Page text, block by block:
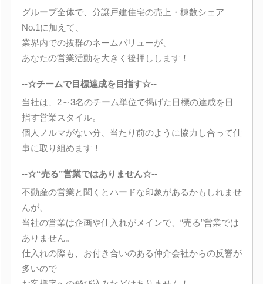
グループ全体で、分譲戸建住宅の売上・棟数シェア
No.1に加えて、
業界内での抜群のネームバリューが、
あなたの営業活動を大きく後押しします！
--☆チームで目標達成を目指す☆--
当社は、2～3名のチーム単位で掲げた目標の達成を目
指す営業スタイル。
個人ノルマがない分、当たり前のように協力し合って仕
事に取り組めます！
--☆“売る”営業ではありません☆--
不動産の営業と聞くとハードな印象があるかもしれませ
んが、
当社の営業は企画や仕入れがメインで、“売る”営業では
ありません。
仕入れの際も、お付き合いのある仲介会社からの反響が
多いので